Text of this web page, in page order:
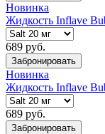
Новинка
Жидкость Inflave
689 руб.
Забронировать
Новинка
Жидкость Inflave
689 руб.
Забронировать